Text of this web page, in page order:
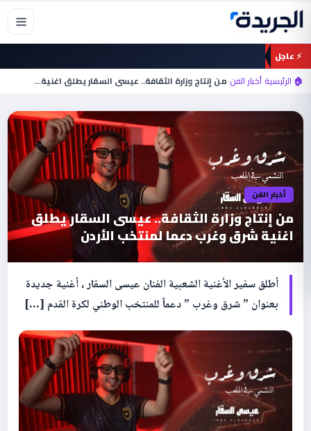
تخطي
المحتوى
⚡ عاجل
🏠 الرئيسية›أخبار الفن›من إنتاج وزارة الثقافة.. عيسى السقار يطلق اغنية…
أخبار الفن
من إنتاج وزارة الثقافة.. عيسى السقار يطلق
اغنية شرق وغرب دعما لمنتخب الأردن
أطلق سفير الأغنية الشعبية الفنان عيسى السقار ، أغنية جديدة
بعنوان ” شرق وغرب ” دعماً للمنتخب الوطني لكرة القدم […]